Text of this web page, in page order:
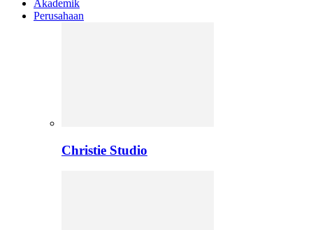
Akademik
Perusahaan
Christie Studio